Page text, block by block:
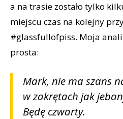
a na trasie zostało tylko
miejscu czas na kolejny
#glassfullofpiss. Moja
prosta:
Mark, nie ma szans
w zakrętach jak
Będę czwarty.